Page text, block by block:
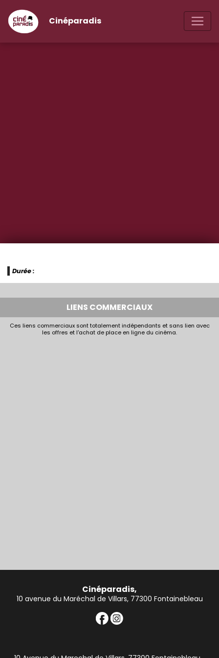
Cinéparadis
Durée :
LIENS COMMERCIAUX
Ces liens commerciaux sont totalement indépendants et sans lien avec
les offres et l'achat de place en ligne du cinéma.
Cinéparadis,
10 avenue du Maréchal de Villars, 77300 Fontainebleau